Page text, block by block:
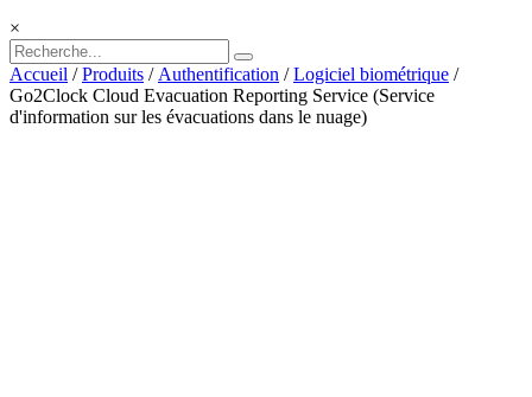
×
Accueil /Produits /Authentification /Logiciel biométrique /
Go2Clock Cloud Evacuation Reporting Service (Service
d'information sur les évacuations dans le nuage)